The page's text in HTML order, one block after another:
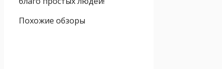
Похожие обзоры